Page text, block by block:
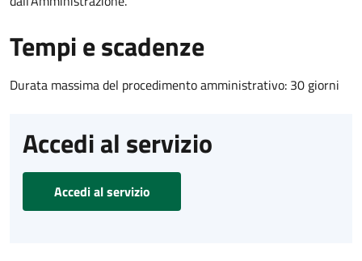
Tempi e scadenze
Durata massima del procedimento amministrativo: 30 giorni
Accedi al servizio
Accedi al servizio